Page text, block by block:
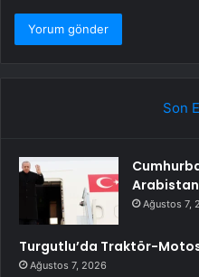
Son
Ağustos 7,
Turgutlu’da Traktör-
Ağustos 7, 2026